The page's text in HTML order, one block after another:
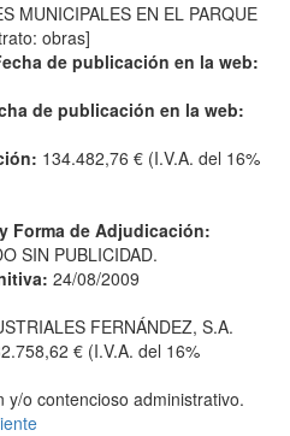
MUNICIPALES EN EL PARQUE
obras]
de publicación en la web:
de publicación en la web:
134.482,76 € (I.V.A. del 16%
Forma de Adjudicación:
SIN PUBLICIDAD.
24/08/2009
FERNÁNDEZ, S.A.
€ (I.V.A. del 16%
y/o contencioso administrativo.